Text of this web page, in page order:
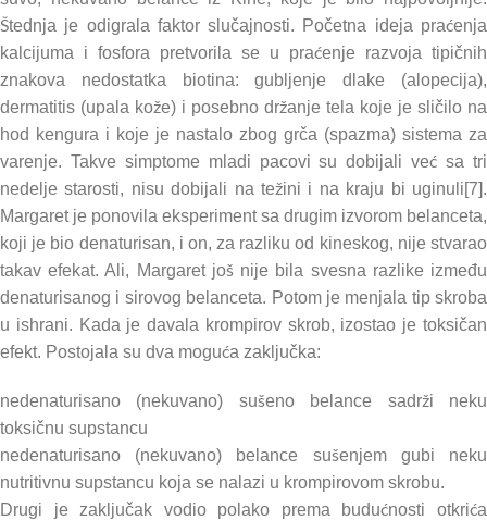
Štednja je odigrala faktor slučajnosti. Početna ideja praćenja
kalcijuma i fosfora pretvorila se u praćenje razvoja tipičnih
znakova nedostatka biotina: gubljenje dlake (alopecija),
dermatitis (upala kože) i posebno držanje tela koje je sličilo na
hod kengura i koje je nastalo zbog grča (spazma) sistema za
varenje. Takve simptome mladi pacovi su dobijali već sa tri
nedelje starosti, nisu dobijali na težini i na kraju bi uginuli[7].
Margaret je ponovila eksperiment sa drugim izvorom belanceta,
koji je bio denaturisan, i on, za razliku od kineskog, nije stvarao
takav efekat. Ali, Margaret još nije bila svesna razlike između
denaturisanog i sirovog belanceta. Potom je menjala tip skroba
u ishrani. Kada je davala krompirov skrob, izostao je toksičan
efekt. Postojala su dva moguća zaključka:
nedenaturisano (nekuvano) sušeno belance sadrži neku
toksičnu supstancu
nedenaturisano (nekuvano) belance sušenjem gubi neku
nutritivnu supstancu koja se nalazi u krompirovom skrobu.
Drugi je zaključak vodio polako prema budućnosti otkrića